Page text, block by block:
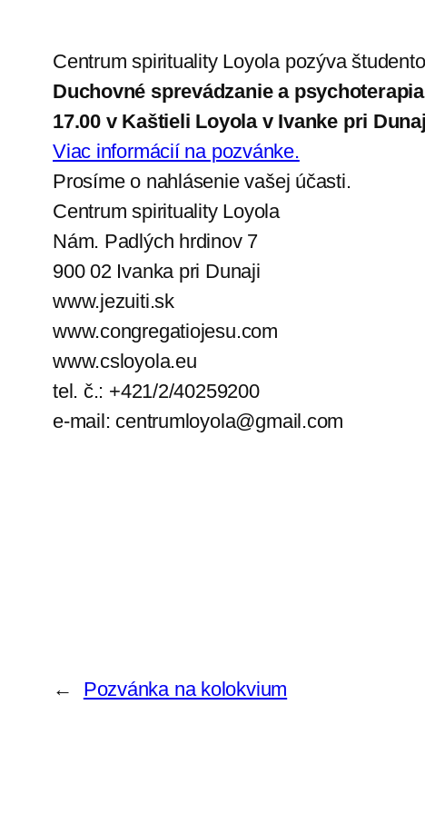
Centrum spirituality Loyola pozýva
Duchovné sprevádzanie a
17.00 v Kaštieli Loyola v Ivanke pri
Viac informácií na pozvánke.
Prosíme o nahlásenie vašej účasti.
Centrum spirituality Loyola
Nám. Padlých hrdinov 7
900 02 Ivanka pri Dunaji
www.jezuiti.sk
www.congregatiojesu.com
www.csloyola.eu
tel. č.: +421/2/40259200
e-mail: centrumloyola@gmail.com
← Pozvánka na kolokvium